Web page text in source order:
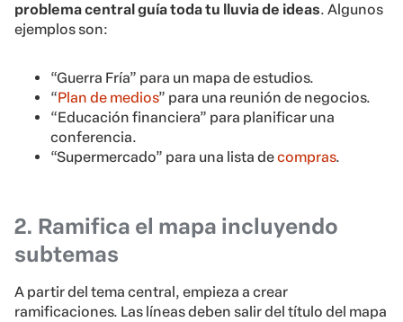
problema central guía toda tu lluvia de ideas. Algunos
ejemplos son:
“Guerra Fría” para un mapa de estudios.
“Plan de medios” para una reunión de negocios.
“Educación financiera” para planificar una
conferencia.
“Supermercado” para una lista decompras.
2. Ramifica el mapa incluyendo
subtemas
A partir del tema central, empieza a crear
ramificaciones. Las líneas deben salir del título del mapa